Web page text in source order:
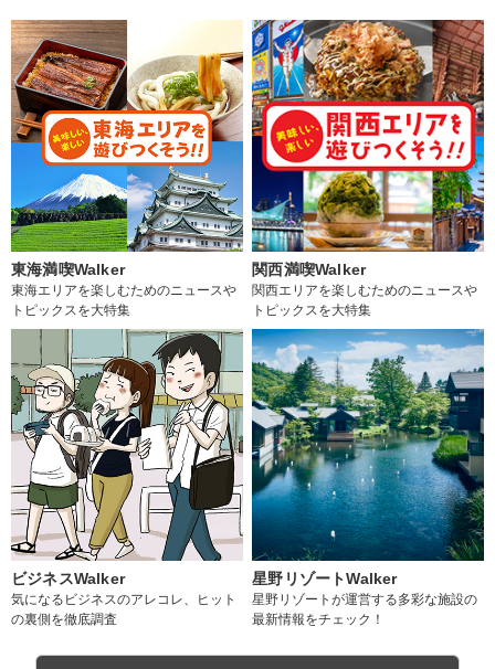
東海満喫Walker
東海エリアを楽しむためのニュースや
トピックスを大特集
関西満喫Walker
関西エリアを楽しむためのニュースや
トピックスを大特集
ビジネスWalker
気になるビジネスのアレコレ、ヒット
の裏側を徹底調査
星野リゾートWalker
星野リゾートが運営する多彩な施設の
最新情報をチェック！